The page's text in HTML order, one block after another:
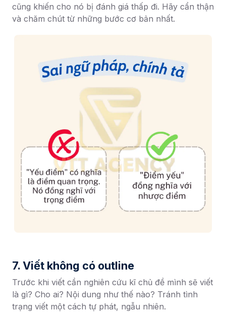
cũng khiến cho nó bị đánh giá thấp đi. Hãy cẩn thận
và chăm chút từ những bước cơ bản nhất.
7. Viết không có outline
Trước khi viết cần nghiên cứu kĩ chủ đề mình sẽ viết
là gì? Cho ai? Nội dung như thế nào? Tránh tình
trạng viết một cách tự phát, ngẫu nhiên.